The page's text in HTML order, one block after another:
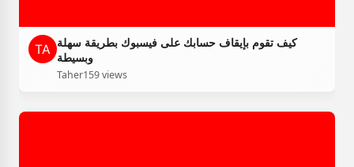
كيف تقوم بإيقاف حسابك على فيسبوك بطريقة سهلة
وبسيطة
Taher159 views